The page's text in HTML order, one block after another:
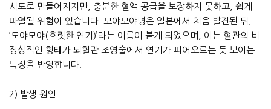
시도로 만들어지지만, 충분한 혈액 공급을 보장하지 못하고, 쉽게
파열될 위험이 있습니다. 모야모야병은 일본에서 처음 발견된 뒤,
‘모야모야(흐릿한 연기)’라는 이름이 붙게 되었으며, 이는 혈관의 비
정상적인 형태가 뇌혈관 조영술에서 연기가 피어오르는 듯 보이는
특징을 반영합니다.
2) 발생 원인